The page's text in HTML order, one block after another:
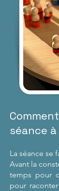
séance
La séance se
Avant la
temps pour
pour